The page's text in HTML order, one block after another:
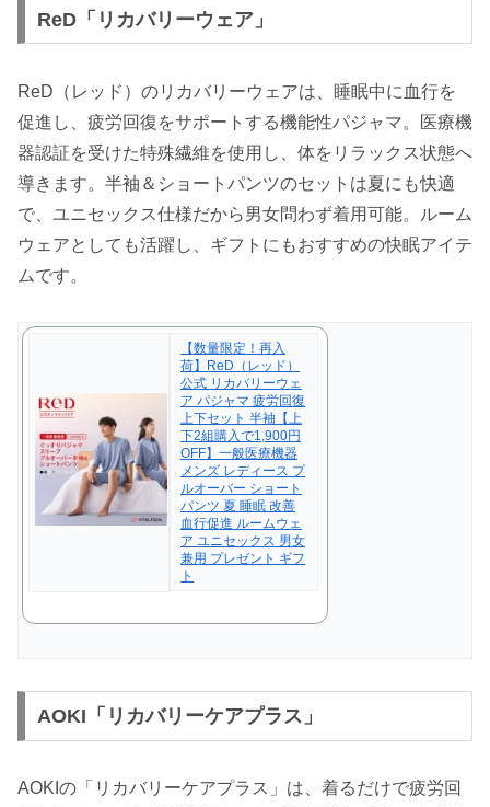
ReD「リカバリーウェア」
ReD（レッド）のリカバリーウェアは、睡眠中に血行を
促進し、疲労回復をサポートする機能性パジャマ。医療機
器認証を受けた特殊繊維を使用し、体をリラックス状態へ
導きます。半袖＆ショートパンツのセットは夏にも快適
で、ユニセックス仕様だから男女問わず着用可能。ルーム
ウェアとしても活躍し、ギフトにもおすすめの快眠アイテ
ムです。
【数量限定！再入
荷】ReD（レッド）
公式 リカバリーウェ
ア パジャマ 疲労回復
上下セット 半袖【上
下2組購入で1,900円
OFF】一般医療機器
メンズ レディース プ
ルオーバー ショート
パンツ 夏 睡眠 改善
血行促進 ルームウェ
ア ユニセックス 男女
兼用 プレゼント ギフ
ト
AOKI「リカバリーケアプラス」
AOKIの「リカバリーケアプラス」は、着るだけで疲労回